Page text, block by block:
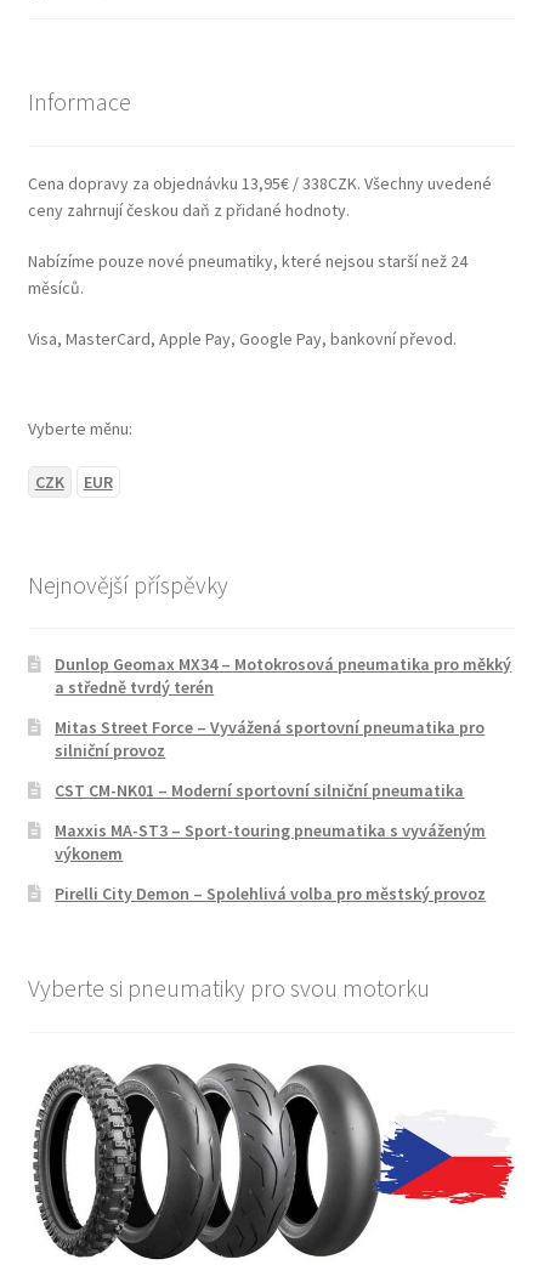
Informace
Cena dopravy za objednávku 13,95€ / 338CZK. Všechny uvedené
ceny zahrnují českou daň z přidané hodnoty.
Nabízíme pouze nové pneumatiky, které nejsou starší než 24
měsíců.
Visa, MasterCard, Apple Pay, Google Pay, bankovní převod.
Vyberte měnu:
CZK EUR
Nejnovější příspěvky
Dunlop Geomax MX34 – Motokrosová pneumatika pro měkký
a středně tvrdý terén
Mitas Street Force – Vyvážená sportovní pneumatika pro
silniční provoz
CST CM-NK01 – Moderní sportovní silniční pneumatika
Maxxis MA-ST3 – Sport-touring pneumatika s vyváženým
výkonem
Pirelli City Demon – Spolehlivá volba pro městský provoz
Vyberte si pneumatiky pro svou motorku